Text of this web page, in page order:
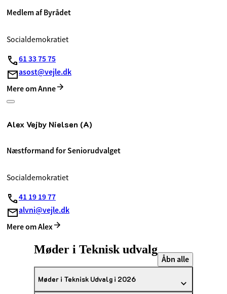
Medlem af Byrådet
Socialdemokratiet
61 33 75 75
asost@vejle.dk
Mere om Anne
Alex Vejby Nielsen (A)
Næstformand for Seniorudvalget
Socialdemokratiet
41 19 19 77
alvni@vejle.dk
Mere om Alex
Møder i Teknisk udvalg
Åbn alle
Møder i Teknisk Udvalg i 2026